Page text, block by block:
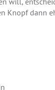
Knopf dann